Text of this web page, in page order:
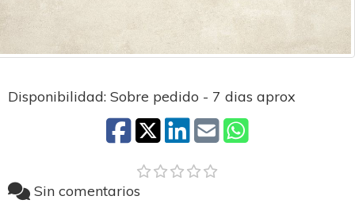
Disponibilidad: Sobre pedido - 7 dias aprox
Sin comentarios